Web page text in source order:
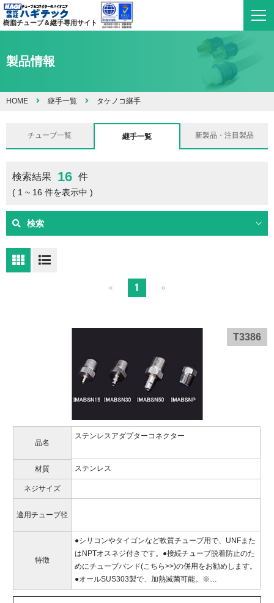
樹脂チューブ＆継手専用サイト
製品情報
HOME 継手一覧 タケノコ継手
チューブ一覧 継手一覧 新製品・注目製品
検索結果 16 件
( 1 ~ 16 件を表示中 )
検索
« 1 »
T3386
品名
ステンレスアダプターコネクター
材質 ステンレス
ネジサイズ
適用チューブ径
特徴
●シリコンやタイゴンなど軟質チューブ用で、UNFまた
はNPTオスネジ付きです。●接続チューブ脱着防止のた
めにチューブバンド(こちら>>)の併用をお勧めします。
●オールSUS303製で、加熱滅菌可能。※…